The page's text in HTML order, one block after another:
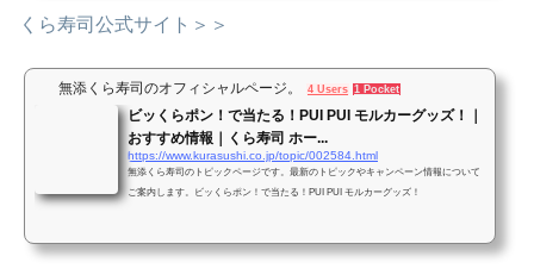
くら寿司公式サイト＞＞
無添くら寿司のオフィシャルページ。 4 Users 1 Pocket
ビッくらポン！で当たる！PUI PUI モルカーグッズ！｜
おすすめ情報｜くら寿司 ホー...
https://www.kurasushi.co.jp/topic/002584.html
無添くら寿司のトピックページです。最新のトピックやキャンペーン情報について
ご案内します。ビッくらポン！で当たる！PUI PUI モルカーグッズ！